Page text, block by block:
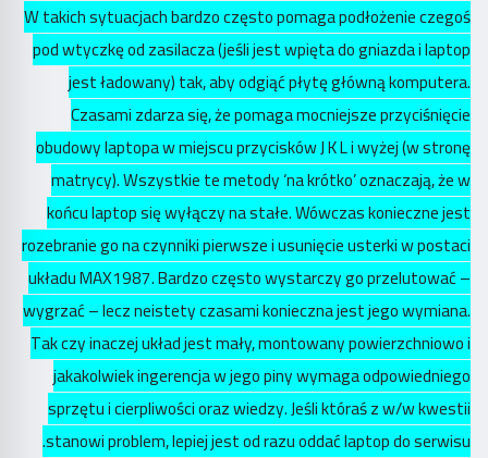
W takich sytuacjach bardzo często pomaga podłożenie czegoś
pod wtyczkę od zasilacza (jeśli jest wpięta do gniazda i laptop
jest ładowany) tak, aby odgiąć płytę główną komputera.
Czasami zdarza się, że pomaga mocniejsze przyciśnięcie
obudowy laptopa w miejscu przycisków J K L i wyżej (w stronę
matrycy). Wszystkie te metody ‘na krótko’ oznaczają, że w
końcu laptop się wyłączy na stałe. Wówczas konieczne jest
rozebranie go na czynniki pierwsze i usunięcie usterki w postaci
układu MAX1987. Bardzo często wystarczy go przelutować –
wygrzać – lecz neistety czasami konieczna jest jego wymiana.
Tak czy inaczej układ jest mały, montowany powierzchniowo i
jakakolwiek ingerencja w jego piny wymaga odpowiedniego
sprzętu i cierpliwości oraz wiedzy. Jeśli któraś z w/w kwestii
stanowi problem, lepiej jest od razu oddać laptop do serwisu.